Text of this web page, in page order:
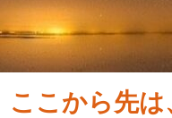
ここから先